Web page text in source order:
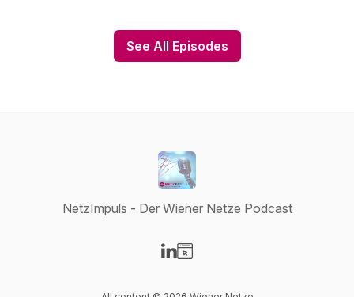
See All Episodes
NetzImpuls - Der Wiener Netze Podcast